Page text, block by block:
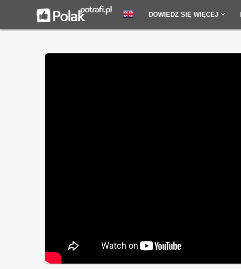
DOWIEDZ SIĘ WIĘCEJ